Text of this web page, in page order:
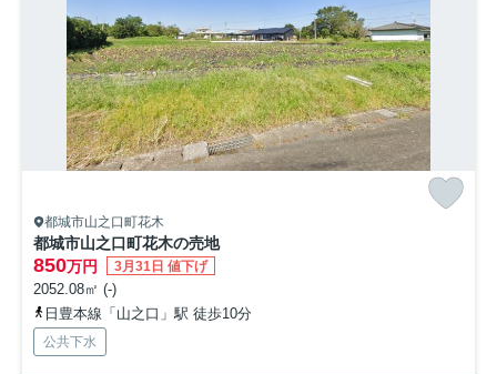
都城市山之口町花木
都城市山之口町花木の売地
850万円 3月31日 値下げ
2052.08㎡ (-)
日豊本線「山之口」駅 徒歩10分
公共下水